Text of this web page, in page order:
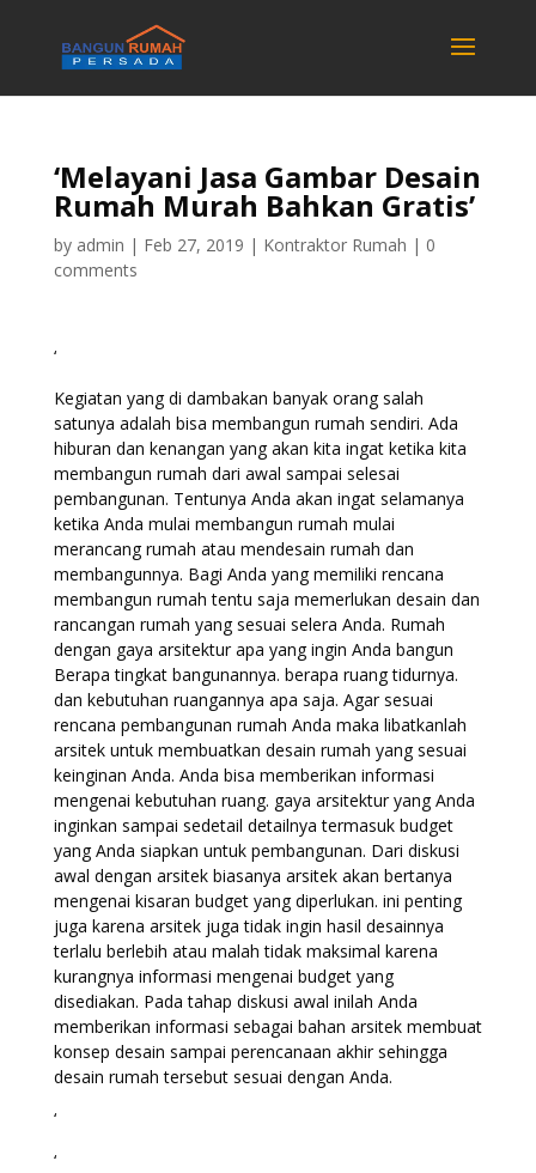
‘Melayani Jasa Gambar Desain
Rumah Murah Bahkan Gratis’
by admin | Feb 27, 2019 | Kontraktor Rumah | 0
comments
‘
Kegiatan yang di dambakan banyak orang salah
satunya adalah bisa membangun rumah sendiri. Ada
hiburan dan kenangan yang akan kita ingat ketika kita
membangun rumah dari awal sampai selesai
pembangunan. Tentunya Anda akan ingat selamanya
ketika Anda mulai membangun rumah mulai
merancang rumah atau mendesain rumah dan
membangunnya. Bagi Anda yang memiliki rencana
membangun rumah tentu saja memerlukan desain dan
rancangan rumah yang sesuai selera Anda. Rumah
dengan gaya arsitektur apa yang ingin Anda bangun
Berapa tingkat bangunannya. berapa ruang tidurnya.
dan kebutuhan ruangannya apa saja. Agar sesuai
rencana pembangunan rumah Anda maka libatkanlah
arsitek untuk membuatkan desain rumah yang sesuai
keinginan Anda. Anda bisa memberikan informasi
mengenai kebutuhan ruang. gaya arsitektur yang Anda
inginkan sampai sedetail detailnya termasuk budget
yang Anda siapkan untuk pembangunan. Dari diskusi
awal dengan arsitek biasanya arsitek akan bertanya
mengenai kisaran budget yang diperlukan. ini penting
juga karena arsitek juga tidak ingin hasil desainnya
terlalu berlebih atau malah tidak maksimal karena
kurangnya informasi mengenai budget yang
disediakan. Pada tahap diskusi awal inilah Anda
memberikan informasi sebagai bahan arsitek membuat
konsep desain sampai perencanaan akhir sehingga
desain rumah tersebut sesuai dengan Anda.
‘
‘